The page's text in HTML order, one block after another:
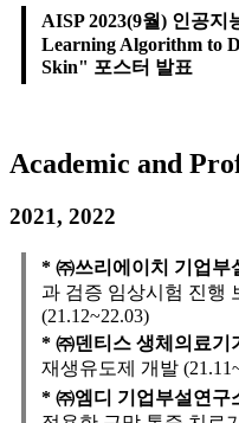
AISP 2023(9월) 인공
Learning Algorithm to
Skin" 포스터 발표
Academic and
2021, 2022
* ㈜쓰리에이치 기업부
과 검증 임상시험 진행
(21.12~22.03)
* ㈜덴티스 생체의료기
재생유도제 개발
* ㈜엠디 기업부설연구